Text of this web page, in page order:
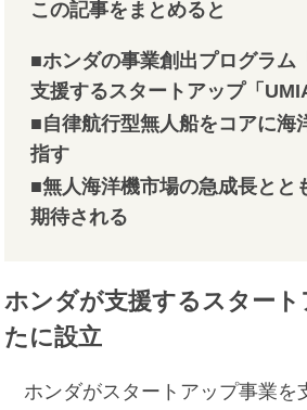
この記事をまとめると
■ホンダの事業創出プログラム
支援するスタートアップ「
■自律航行型無人船をコアに海
指す
■無人海洋機市場の急成長とと
期待される
ホンダが支援するスター
たに設立
ホンダがスタートアップ事業を